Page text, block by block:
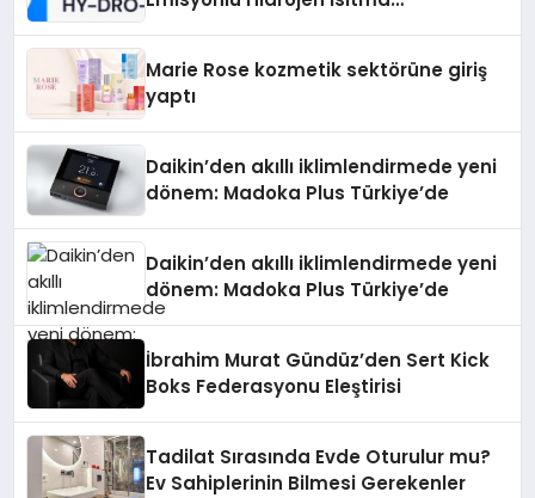
Marie Rose kozmetik sektörüne giriş
yaptı
Daikin’den akıllı iklimlendirmede yeni
dönem: Madoka Plus Türkiye’de
Daikin’den akıllı iklimlendirmede yeni
dönem: Madoka Plus Türkiye’de
İbrahim Murat Gündüz’den Sert Kick
Boks Federasyonu Eleştirisi
Tadilat Sırasında Evde Oturulur mu?
Ev Sahiplerinin Bilmesi Gerekenler